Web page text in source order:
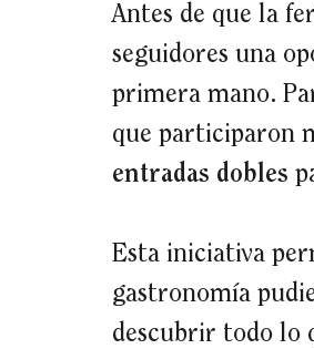
Antes de que la
seguidores una
primera mano.
que participaron
entradas dobles
Esta iniciativa
gastronomía
descubrir todo lo